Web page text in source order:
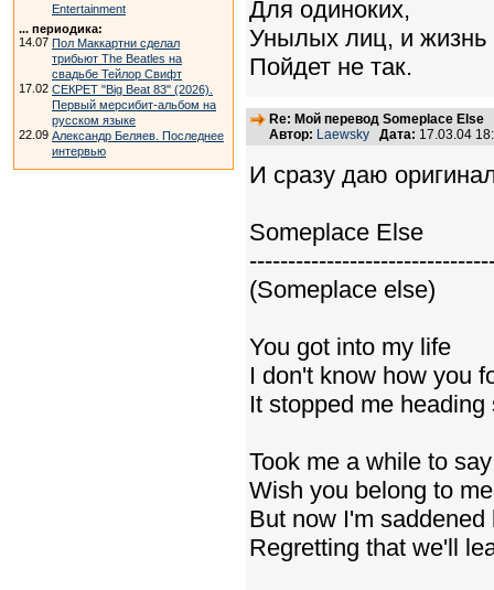
Entertainment
... периодика:
14.07 Пол Маккартни сделал
трибьют The Beatles на
свадьбе Тейлор Свифт
17.02 СЕКРЕТ "Big Beat 83" (2026).
Первый мерсибит-альбом на
русском языке
22.09 Александр Беляев. Последнее
интервью
Для одиноких,
Унылых лиц, и жизнь
Пойдет не так.
Re: Мой перевод Someplace Else
Автор: Laewsky Дата: 17.03.04
И сразу даю
Someplace Else
(Someplace else)
You got into my life
I don't know how you
It stopped me
Took me a while to say
Wish you belong to me
But now I'm
Regretting that we'll